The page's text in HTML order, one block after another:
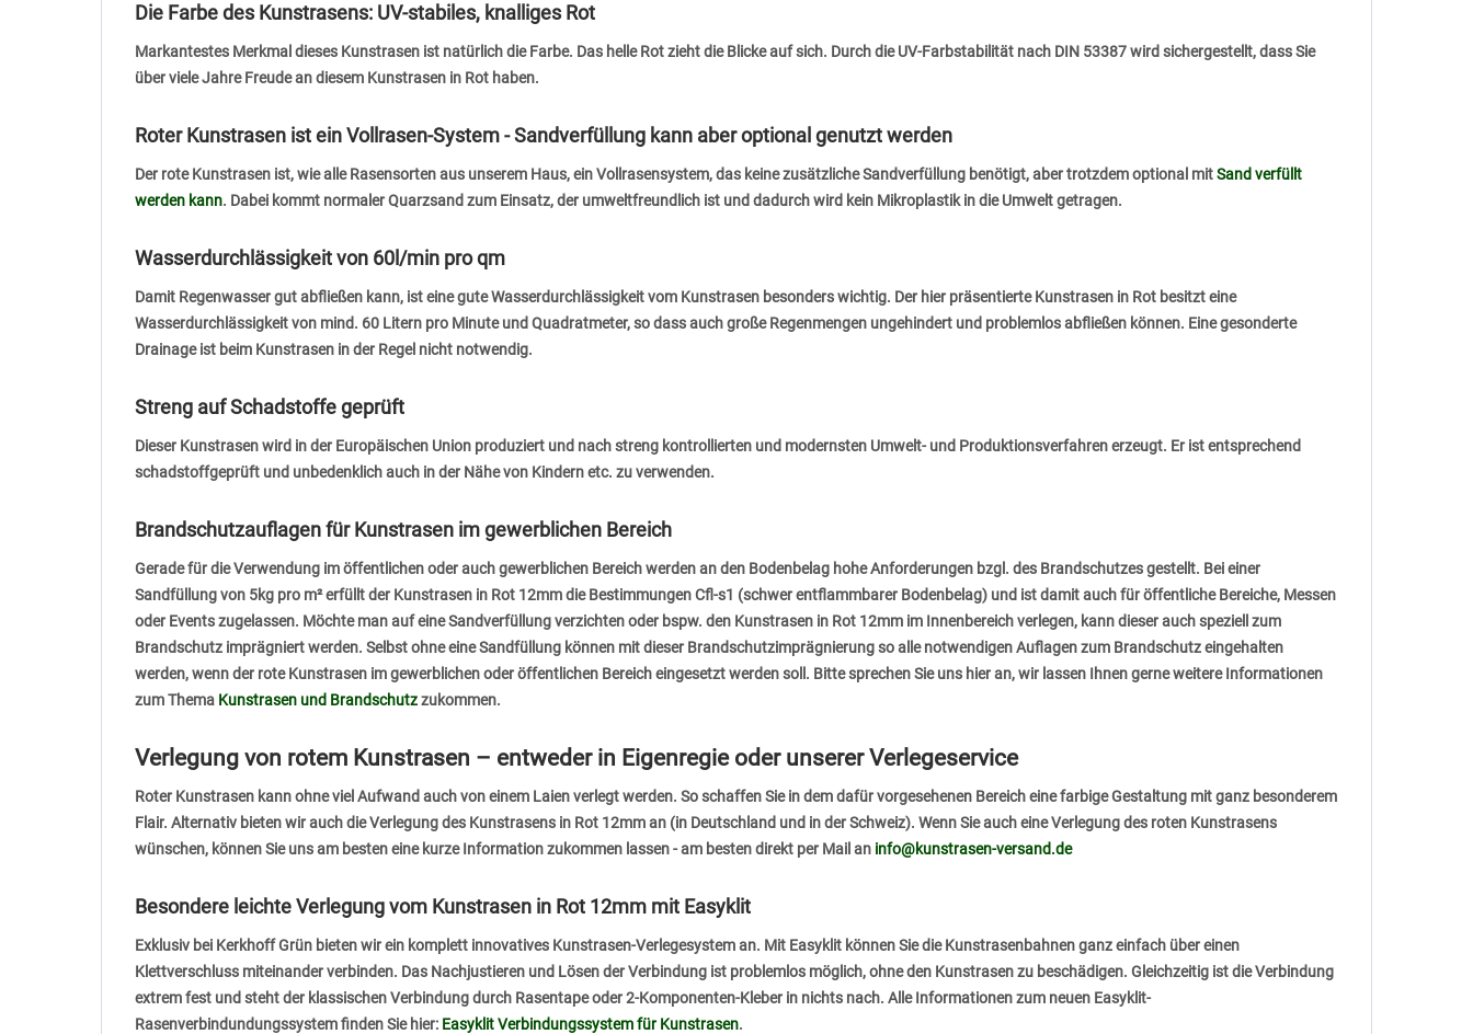
Die Farbe des Kunstrasens: UV-stabiles, knalliges Rot
Markantestes Merkmal dieses Kunstrasen ist natürlich die Farbe. Das helle Rot zieht die Blicke auf sich. Durch die UV-Farbstabilität nach DIN 53387 wird sichergestellt, dass Sie
über viele Jahre Freude an diesem Kunstrasen in Rot haben.
Roter Kunstrasen ist ein Vollrasen-System - Sandverfüllung kann aber optional genutzt werden
Der rote Kunstrasen ist, wie alle Rasensorten aus unserem Haus, ein Vollrasensystem, das keine zusätzliche Sandverfüllung benötigt, aber trotzdem optional mitSand verfüllt
werden kann. Dabei kommt normaler Quarzsand zum Einsatz, der umweltfreundlich ist und dadurch wird kein Mikroplastik in die Umwelt getragen.
Wasserdurchlässigkeit von 60l/min pro qm
Damit Regenwasser gut abfließen kann, ist eine gute Wasserdurchlässigkeit vom Kunstrasen besonders wichtig. Der hier präsentierte Kunstrasen in Rot besitzt eine
Wasserdurchlässigkeit von mind. 60 Litern pro Minute und Quadratmeter, so dass auch große Regenmengen ungehindert und problemlos abfließen können. Eine gesonderte
Drainage ist beim Kunstrasen in der Regel nicht notwendig.
Streng auf Schadstoffe geprüft
Dieser Kunstrasen wird in der Europäischen Union produziert und nach streng kontrollierten und modernsten Umwelt- und Produktionsverfahren erzeugt. Er ist entsprechend
schadstoffgeprüft und unbedenklich auch in der Nähe von Kindern etc. zu verwenden.
Brandschutzauflagen für Kunstrasen im gewerblichen Bereich
Gerade für die Verwendung im öffentlichen oder auch gewerblichen Bereich werden an den Bodenbelag hohe Anforderungen bzgl. des Brandschutzes gestellt. Bei einer
Sandfüllung von 5kg pro m² erfüllt der Kunstrasen in Rot 12mm die Bestimmungen Cfl-s1 (schwer entflammbarer Bodenbelag) und ist damit auch für öffentliche Bereiche, Messen
oder Events zugelassen. Möchte man auf eine Sandverfüllung verzichten oder bspw. den Kunstrasen in Rot 12mm im Innenbereich verlegen, kann dieser auch speziell zum
Brandschutz imprägniert werden. Selbst ohne eine Sandfüllung können mit dieser Brandschutzimprägnierung so alle notwendigen Auflagen zum Brandschutz eingehalten
werden, wenn der rote Kunstrasen im gewerblichen oder öffentlichen Bereich eingesetzt werden soll. Bitte sprechen Sie uns hier an, wir lassen Ihnen gerne weitere Informationen
zum Thema Kunstrasen und Brandschutzzukommen.
Verlegung von rotem Kunstrasen – entweder in Eigenregie oder unserer Verlegeservice
Roter Kunstrasen kann ohne viel Aufwand auch von einem Laien verlegt werden. So schaffen Sie in dem dafür vorgesehenen Bereich eine farbige Gestaltung mit ganz besonderem
Flair. Alternativ bieten wir auch die Verlegung des Kunstrasens in Rot 12mm an (in Deutschland und in der Schweiz). Wenn Sie auch eine Verlegung des roten Kunstrasens
wünschen, können Sie uns am besten eine kurze Information zukommen lassen - am besten direkt per Mail an info@kunstrasen-versand.de
Besondere leichte Verlegung vom Kunstrasen in Rot 12mm mit Easyklit
Exklusiv bei Kerkhoff Grün bieten wir ein komplett innovatives Kunstrasen-Verlegesystem an. Mit Easyklit können Sie die Kunstrasenbahnen ganz einfach über einen
Klettverschluss miteinander verbinden. Das Nachjustieren und Lösen der Verbindung ist problemlos möglich, ohne den Kunstrasen zu beschädigen. Gleichzeitig ist die Verbindung
extrem fest und steht der klassischen Verbindung durch Rasentape oder 2-Komponenten-Kleber in nichts nach. Alle Informationen zum neuen Easyklit-
Rasenverbindundungssystem finden Sie hier: Easyklit Verbindungssystem für Kunstrasen.